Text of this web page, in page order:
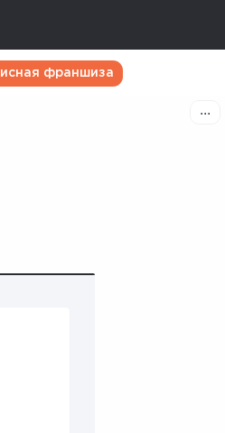
франшиза